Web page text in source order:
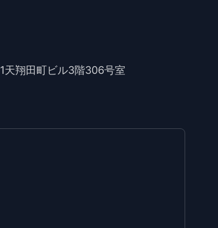
翔田町ビル3階306号室